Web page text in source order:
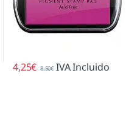
4,25€ 8,50€ IVA Incluido